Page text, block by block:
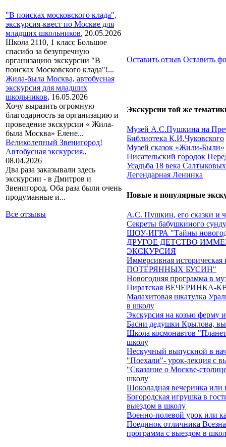
"В поисках московского клада",
экскурсия-квест по Москве для
младших школьников, 20.05.2026
Школа 2110, 1 класс Большое
спасибо за безупречную
организацию экскурсии "В
поисках Московского клада"!...
Жила-была Москва, автобусная
экскурсия для младших
школьников, 16.05.2026
Хочу выразить огромную
благодарность за организацию и
проведение экскурсии « Жила-
была Москва» Елене...
Великолепный Звенигород!
Автобусная экскурсия.,
08.04.2026
Два раза заказывали здесь
экскурсии - в Дмитров и
Звенигород. Оба раза были очень
продуманные и...
Все отзывы
Оставить отзыв Оставить
Экскурсии той же
Музей А.С.Пушкина на
Библиотека К.И.Чуковского
Музей сказок «Жили-Были»
Писательский городок
Усадьба 18 века
Легендарная Ленинка
Новые и популярные
А.С. Пушкин, его сказки и
Секреты бабушкиного
ШОУ-ИГРА "Тайны
ДРУГОЕ ДЕТСТВО
ЭКСКУРСИЯ
Иммерсивная
ПОТЕРЯННЫХ БУСИН"
Новогодняя программа в
Пиратская ВЕЧЕРИНКА-
Малахитовая шкатулка
в школу
Экскурсия на козью ферму
Басни дедушки Крылова,
Школа космонавтов
школу
Нескучный выпускной в
"Поехали"- урок-лекция с
"Сказание о Москве-
школу
Шоколадная вечеринка или
Богородская игрушка в
выездом в школу
Военно-полевой урок или
Поединок отличника
программа с выездом в